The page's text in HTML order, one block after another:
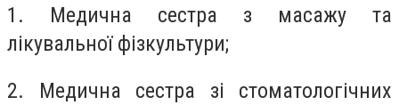
1. Медична сестра з масажу та
лікувальної фізкультури;
2. Медична сестра зі стоматологічних